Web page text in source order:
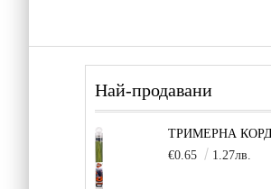
Най-продавани
€0.65
1.27лв.